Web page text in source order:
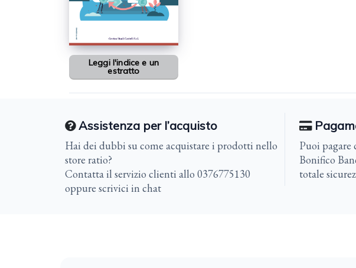
Leggi l'indice e un
estratto
Assistenza per l’acquisto
Hai dei dubbi su come acquistare i prodotti nello
store ratio?
Contatta il servizio clienti allo 0376775130
oppure scrivici in chat
Puoi
Bonifico
totale